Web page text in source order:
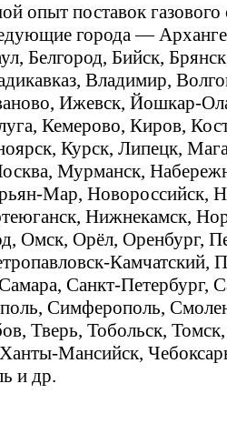
опыт поставок газового
города —
Белгород, Бийск,
Владимир,
Ижевск, Йошкар-
Кемерово, Киров,
Курск, Липецк,
Мурманск,
Мар, Новороссийск,
Нижнекамск,
Омск, Орёл, Оренбург,
Камчатский,
Санкт-Петербург,
Симферополь,
Тверь, Тобольск,
Мансийск,
и др.